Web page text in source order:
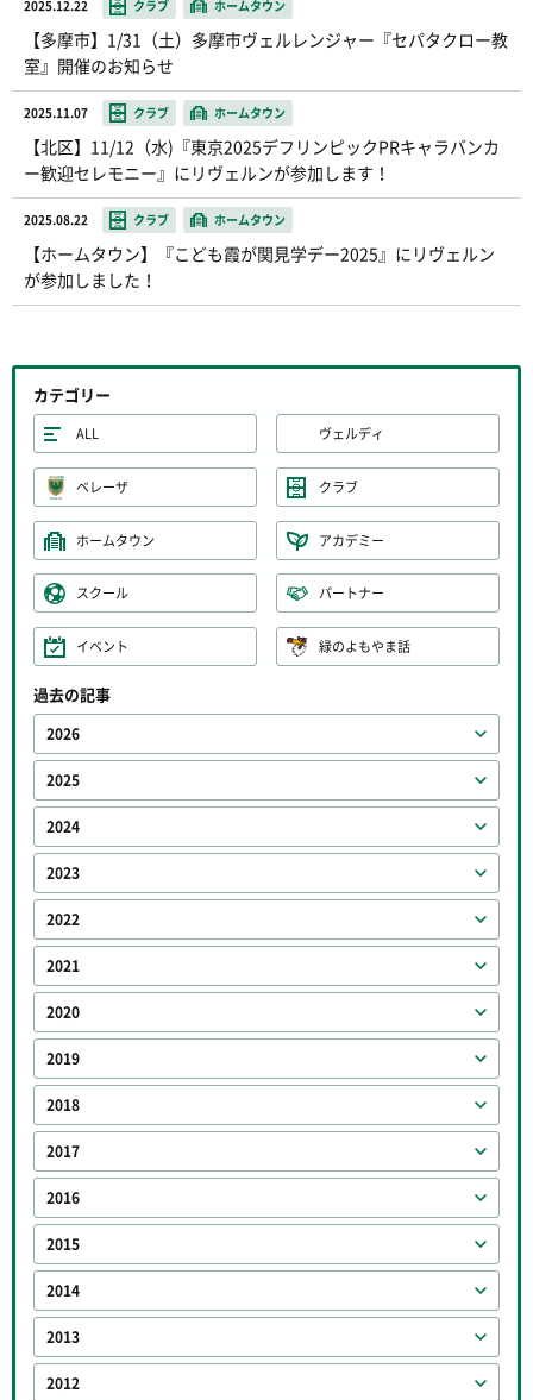
2025.12.22 クラブ ホームタウン
【多摩市】1/31（土）多摩市ヴェルレンジャー『セパタクロー教
室』開催のお知らせ
2025.11.07 クラブ ホームタウン
【北区】11/12（水)『東京2025デフリンピックPRキャラバンカ
ー歓迎セレモニー』にリヴェルンが参加します！
2025.08.22 クラブ ホームタウン
【ホームタウン】『こども霞が関見学デー2025』にリヴェルン
が参加しました！
カテゴリー
ALL ヴェルディ
ベレーザ クラブ
ホームタウン アカデミー
スクール パートナー
イベント 緑のよもやま話
過去の記事
2026
2025
2024
2023
2022
2021
2020
2019
2018
2017
2016
2015
2014
2013
2012